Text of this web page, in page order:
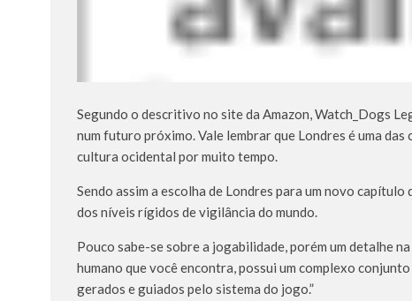
Segundo o descritivo no site da Amazon, Watch_Dogs
num futuro próximo. Vale lembrar que Londres é uma
cultura ocidental por muito tempo.
Sendo assim a escolha de Londres para um novo
dos níveis rígidos de vigilância do mundo.
Pouco sabe-se sobre a jogabilidade, porém um detalhe
humano que você encontra, possui um complexo
gerados e guiados pelo sistema do jogo.”